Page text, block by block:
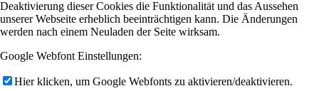
Deaktivierung dieser Cookies die Funktionalität und das Aussehen
unserer Webseite erheblich beeinträchtigen kann. Die Änderungen
werden nach einem Neuladen der Seite wirksam.
Google Webfont Einstellungen:
Hier klicken, um Google Webfonts zu aktivieren/deaktivieren.